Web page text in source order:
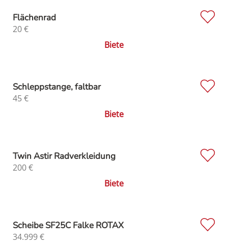
Flächenrad
20€
Biete
Schleppstange, faltbar
45€
Biete
Twin Astir Radverkleidung
200€
Biete
Scheibe SF25C Falke ROTAX
34.999€